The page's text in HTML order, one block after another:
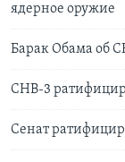
ядерное оружие
Барак Обама об
СНВ-3
Сенат